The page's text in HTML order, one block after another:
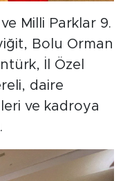
Milli Parklar 9.
Bolu Orman
İl Özel
daire
ve kadroya